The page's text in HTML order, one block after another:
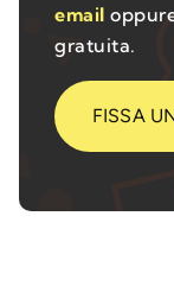
email
gratuita.
FISSA